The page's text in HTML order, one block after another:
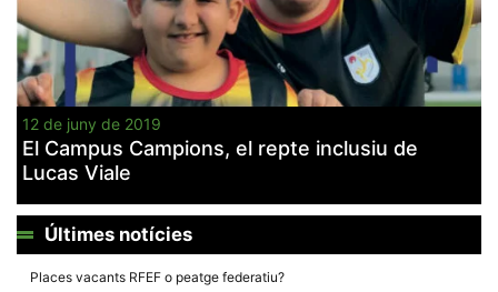
12 de juny de 2019
El Campus Campions, el repte inclusiu de
Lucas Viale
Últimes notícies
Places vacants RFEF o peatge federatiu?
són
necessàries
funcionament
tècnic de la
web.
Estadístiques
estadístiques